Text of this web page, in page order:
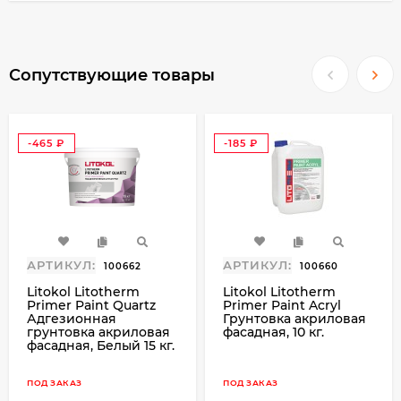
камень искуственный; камень натуральный;
клинкерный; кирпич облицовочный; кирпич
пустотелый; кирпич рядовой; кирпич
силикатный; ПГП; пенобетон;
пенополистиролбетон; цементно-
Преимущества:
устойчивость к атмосферным и
механическим воздействиям
надежная защита фасадов здания
высокая паропроницаемость
Сопутствующие товары
-465
АРТИКУЛ: 100662
Litokol Litotherm
Primer Paint Quartz
Адгезионная
грунтовка акриловая
фасадная, Белый 15 кг.
ПОД ЗАКАЗ
-185
АРТИКУЛ: 100660
Litokol Litotherm
Primer Paint Acryl
Грунтовка акриловая
фасадная, 10 кг.
ПОД ЗАКАЗ